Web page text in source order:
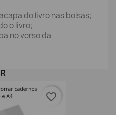
do livro nas bolsas;
o livro;
no verso da
favorite_border